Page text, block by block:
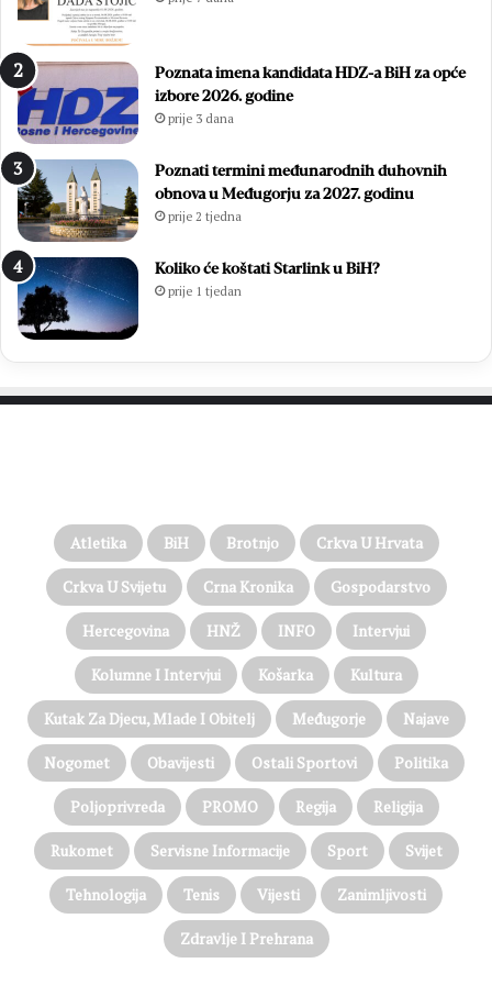
Poznata imena kandidata HDZ-a BiH za opće
izbore 2026. godine
prije 3 dana
Poznati termini međunarodnih duhovnih
obnova u Međugorju za 2027. godinu
prije 2 tjedna
Koliko će koštati Starlink u BiH?
prije 1 tjedan
Atletika BiH Brotnjo Crkva U Hrvata
Crkva U Svijetu Crna Kronika Gospodarstvo
Hercegovina HNŽ INFO Intervjui
Kolumne I Intervjui Košarka Kultura
Kutak Za Djecu, Mlade I Obitelj Međugorje Najave
Nogomet Obavijesti Ostali Sportovi Politika
Poljoprivreda PROMO Regija Religija
Rukomet Servisne Informacije Sport Svijet
Tehnologija Tenis Vijesti Zanimljivosti
Zdravlje I Prehrana